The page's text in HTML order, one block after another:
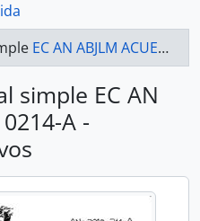
EC AN ABJLM ACUERDOS 0214-A - Acuerdos Legislativos
simple EC AN
0214-A -